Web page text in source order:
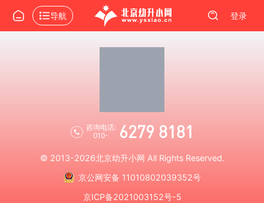
导航 登录
咨询电话:
010-
6279 8181
© 2013-2026北京幼升小网 All Rights Reserved.
京公网安备 11010802039352号
京ICP备2021003152号-5